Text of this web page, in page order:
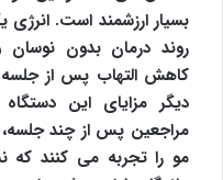
بسیار ارزشمند است.
روند درمان بدون نوسان
کاهش التهاب پس از جلسه
دیگر مزایای این
مراجعین پس از چند
مو را تجربه می کنند که